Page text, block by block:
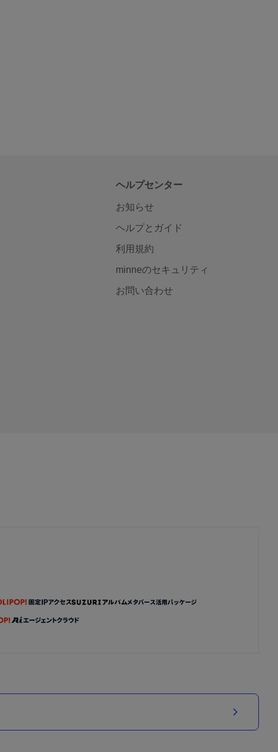
ヘルプセンター
お知らせ
ヘルプとガイド
利用規約
minneのセキュリティ
お問い合わせ